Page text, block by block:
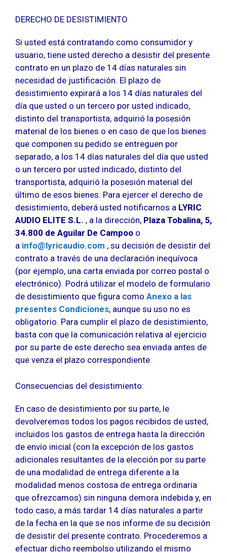
DERECHO DE DESISTIMIENTO
Si usted está contratando como consumidor y
usuario, tiene usted derecho a desistir del presente
contrato en un plazo de 14 días naturales sin
necesidad de justificación. El plazo de
desistimiento expirará a los 14 días naturales del
día que usted o un tercero por usted indicado,
distinto del transportista, adquirió la posesión
material de los bienes o en caso de que los bienes
que componen su pedido se entreguen por
separado, a los 14 días naturales del día que usted
o un tercero por usted indicado, distinto del
transportista, adquirió la posesión material del
último de esos bienes. Para ejercer el derecho de
desistimiento, deberá usted notificarnos a LYRIC
AUDIO ELITE S.L. , a la dirección, Plaza Tobalina, 5,
34.800 de Aguilar De Campoo o
a info@lyricaudio.com , su decisión de desistir del
contrato a través de una declaración inequívoca
(por ejemplo, una carta enviada por correo postal o
electrónico). Podrá utilizar el modelo de formulario
de desistimiento que figura como Anexo a las
presentes Condiciones, aunque su uso no es
obligatorio. Para cumplir el plazo de desistimiento,
basta con que la comunicación relativa al ejercicio
por su parte de este derecho sea enviada antes de
que venza el plazo correspondiente.
Consecuencias del desistimiento:
En caso de desistimiento por su parte, le
devolveremos todos los pagos recibidos de usted,
incluidos los gastos de entrega hasta la dirección
de envío inicial (con la excepción de los gastos
adicionales resultantes de la elección por su parte
de una modalidad de entrega diferente a la
modalidad menos costosa de entrega ordinaria
que ofrezcamos) sin ninguna demora indebida y, en
todo caso, a más tardar 14 días naturales a partir
de la fecha en la que se nos informe de su decisión
de desistir del presente contrato. Procederemos a
efectuar dicho reembolso utilizando el mismo